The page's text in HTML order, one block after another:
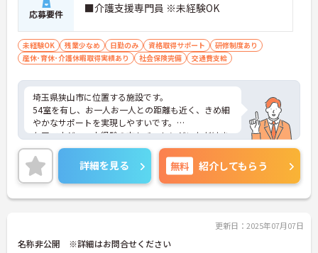
応募要件 ■介護支援専門員 ※未経験OK
未経験OK 残業少なめ 日勤のみ 資格取得サポート
研修制度あり
産休･育休･介護休暇取得実績あり
社会保険完備 交通費支給
埼玉県狭山市に位置する施設です。
54室を有し、お一人お一人との距離も近く、きめ細
やかなサポートを実現しやすいです。
ケアマネジャー未経験の方もチャレンジいただけま
す。
決算賞与支給実績も有り、頑張りがお給与に反映さ
れることも魅力のひとつです。
ご興味のある方には、面接対策ポイントなど、さら
に詳細をお話しいたしますのでお気軽にご相談くだ
詳細を見る 無料 紹介してもらう
更新日：2025年07月07日
名称非公開 ※詳細はお問合せください